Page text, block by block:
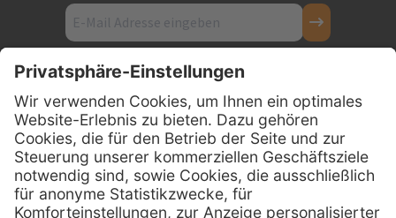
Kontakt
Firmensitz
PxD Praxis-Discount GmbH
Hans-Wunderlich-Straße 7
D-49078 Osnabrück
Telefon: 0800 - 600 66 30